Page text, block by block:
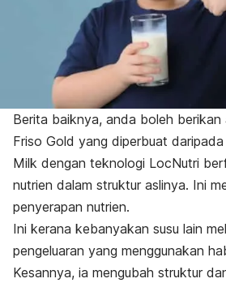
Berita baiknya, anda boleh berikan
Friso Gold yang diperbuat daripada
Milk dengan teknologi LocNutri
nutrien dalam struktur aslinya. Ini
penyerapan nutrien.
Ini kerana kebanyakan susu lain
pengeluaran yang menggunakan
Kesannya, ia mengubah struktur